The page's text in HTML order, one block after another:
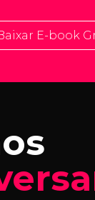
E-book